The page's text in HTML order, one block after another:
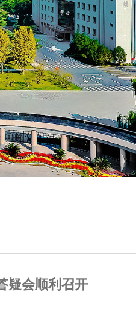
疑会顺利召开